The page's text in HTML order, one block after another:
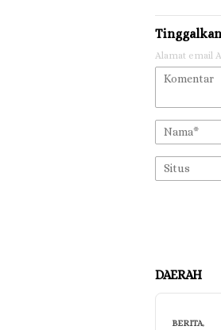
Alamat email
DAERAH
BERITA,